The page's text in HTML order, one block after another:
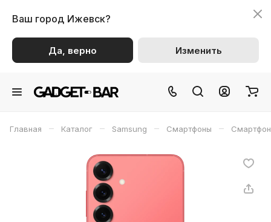
Ваш город Ижевск?
Да, верно Изменить
Главная – Каталог – Samsung – Смартфоны –